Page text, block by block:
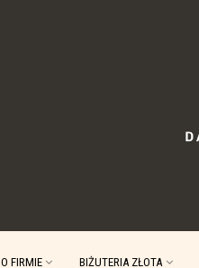
O FIRMIE BIŻUTERIA ZŁOTA